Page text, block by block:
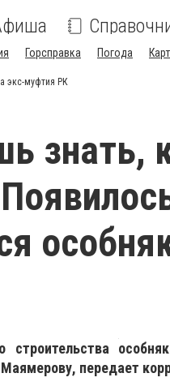
Горсправка Погода
экс-муфтия РК
знать,
строительства
передает